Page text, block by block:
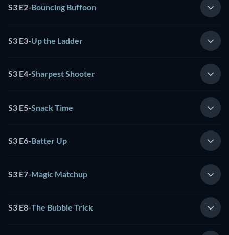
S3 E2-Bouncing Buffoon
S3 E3-Up the Ladder
S3 E4-Sharpest Shooter
S3 E5-Snack Time
S3 E6-Batter Up
S3 E7-Magic Matchup
S3 E8-The Bubble Trick